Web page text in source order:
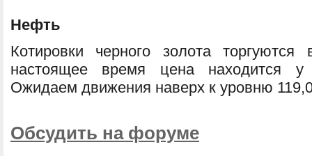
Нефть
Котировки черного золота
настоящее время цена находится
Ожидаем движения наверх к уровню
Обсудить на форуме